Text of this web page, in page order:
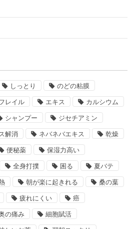
しっとり のどの粘膜
レイル エキス カルシウム
シャンプー ジセチアミン
解消 ネバネバエキス 乾燥
便秘薬 保湿力高い
全身打撲 困る 夏バテ
朝が楽に起きれる 桑の葉
疲れにくい 癌
の痛み 細胞賦活